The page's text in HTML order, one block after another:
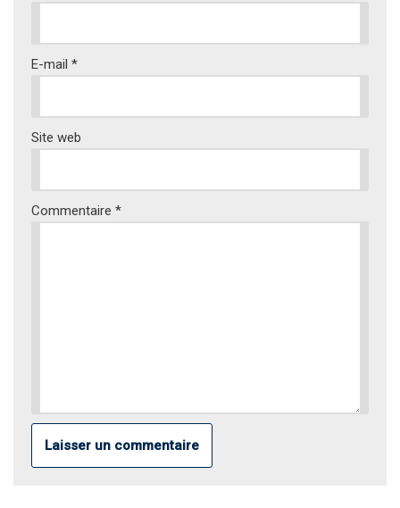
E-mail *
Site web
Commentaire *